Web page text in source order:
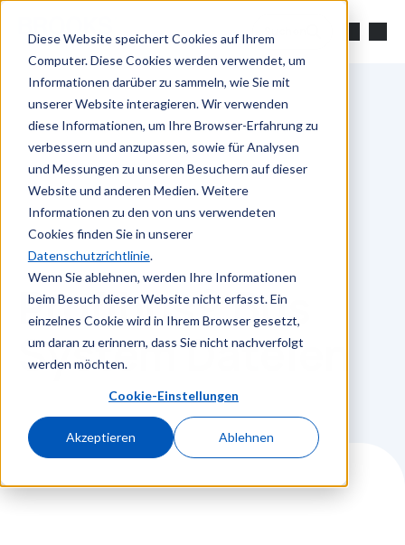
Diese Website speichert Cookies auf Ihrem
Computer. Diese Cookies werden verwendet, um
Informationen darüber zu sammeln, wie Sie mit
unserer Website interagieren. Wir verwenden
diese Informationen, um Ihre Browser-Erfahrung zu
verbessern und anzupassen, sowie für Analysen
und Messungen zu unseren Besuchern auf dieser
Website und anderen Medien. Weitere
Informationen zu den von uns verwendeten
Cookies finden Sie in unserer
Datenschutzrichtlinie.
Wenn Sie ablehnen, werden Ihre Informationen
beim Besuch dieser Website nicht erfasst. Ein
einzelnes Cookie wird in Ihrem Browser gesetzt,
um daran zu erinnern, dass Sie nicht nachverfolgt
werden möchten.
Cookie-Einstellungen
Akzeptieren Ablehnen
Zum Hauptinhalt springen
Profibus® Bus
System Dateien